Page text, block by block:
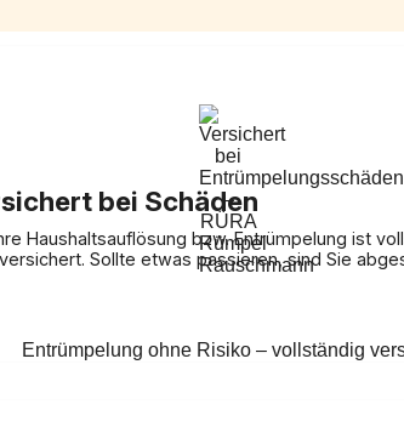
bei Schäden
Haushaltsauflösung bzw. Entrümpelung ist
versichert. Sollte etwas passieren, sind Sie